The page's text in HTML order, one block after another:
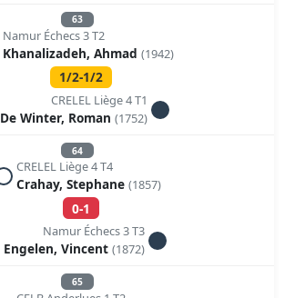
63
Namur Échecs 3 T2
Khanalizadeh, Ahmad (1942)
1/2-1/2
CRELEL Liège 4 T1
De Winter, Roman (1752)
64
CRELEL Liège 4 T4
Crahay, Stephane (1857)
0-1
Namur Échecs 3 T3
Engelen, Vincent (1872)
65